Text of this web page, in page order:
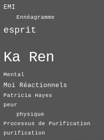
EMI
Ennéagramme
esprit
Ka Ren
Mental
Moi Réactionnels
Patricia Hayes
peur
physique
Processus de Purification
purification